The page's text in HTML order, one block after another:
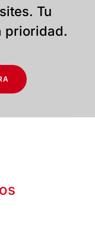
Tu
prioridad.